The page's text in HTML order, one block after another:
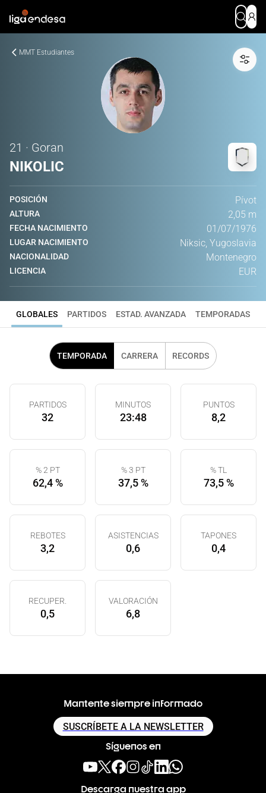
MMT Estudiantes
21 · Goran
NIKOLIC
POSICIÓN Pívot
ALTURA 2,05 m
FECHA NACIMIENTO 01/07/1976
LUGAR NACIMIENTO Niksic, Yugoslavia
NACIONALIDAD Montenegro
LICENCIA EUR
GLOBALES PARTIDOS ESTAD. AVANZADA TEMPORADAS
TEMPORADA CARRERA RECORDS
PARTIDOS
32
MINUTOS
23:48
PUNTOS
8,2
% 2 PT
62,4 %
% 3 PT
37,5 %
% TL
73,5 %
REBOTES
3,2
ASISTENCIAS
0,6
TAPONES
0,4
RECUPER.
0,5
VALORACIÓN
6,8
Mantente siempre informado
SUSCRÍBETE A LA NEWSLETTER
Síguenos en
Descarga nuestra app